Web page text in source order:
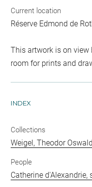
Current location
Réserve Edmond de
This artwork is on view
room for prints and
INDEX
Collections
Weigel, Theodor Oswald
People
Catherine d'Alexandrie,